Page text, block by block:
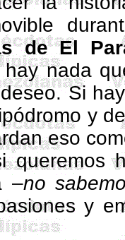
de El
nada
Si
y
eso
queremos
–no
y